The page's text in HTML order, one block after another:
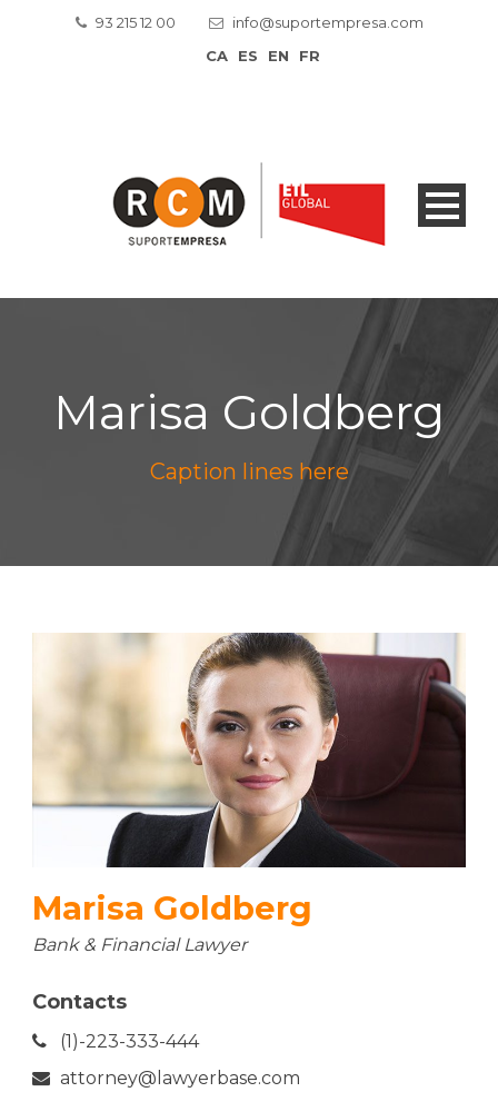
93 215 12 00
info@suportempresa.com
CA
ES EN FR
Marisa Goldberg
Caption lines here
Marisa Goldberg
Bank & Financial Lawyer
Contacts
(1)-223-333-444
attorney@lawyerbase.com